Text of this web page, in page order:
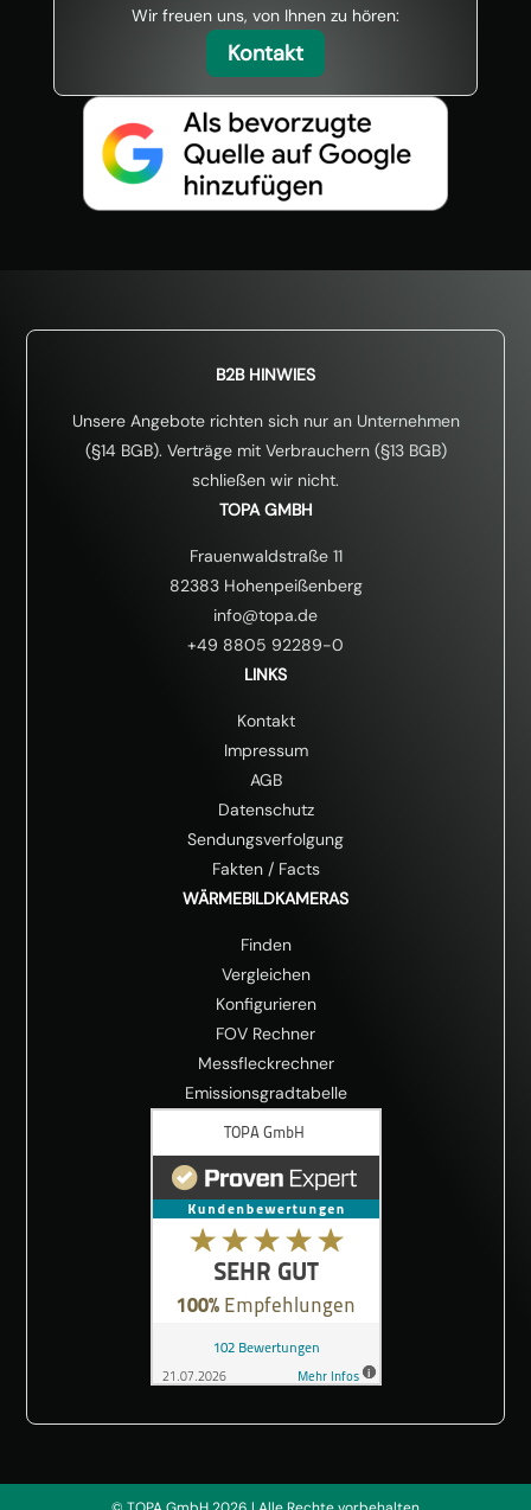
Wir freuen uns, von Ihnen zu hören:
Kontakt
B2B HINWIES
Unsere Angebote richten sich nur an Unternehmen
(§14 BGB). Verträge mit Verbrauchern (§13 BGB)
schließen wir nicht.
TOPA GMBH
Frauenwaldstraße 11
82383 Hohenpeißenberg
info@topa.de
+49 8805 92289-0
LINKS
Kontakt
Impressum
AGB
Datenschutz
Sendungsverfolgung
Fakten/ Facts
WÄRMEBILDKAMERAS
Finden
Vergleichen
Konfigurieren
FOV Rechner
Messfleckrechner
Emissionsgradtabelle